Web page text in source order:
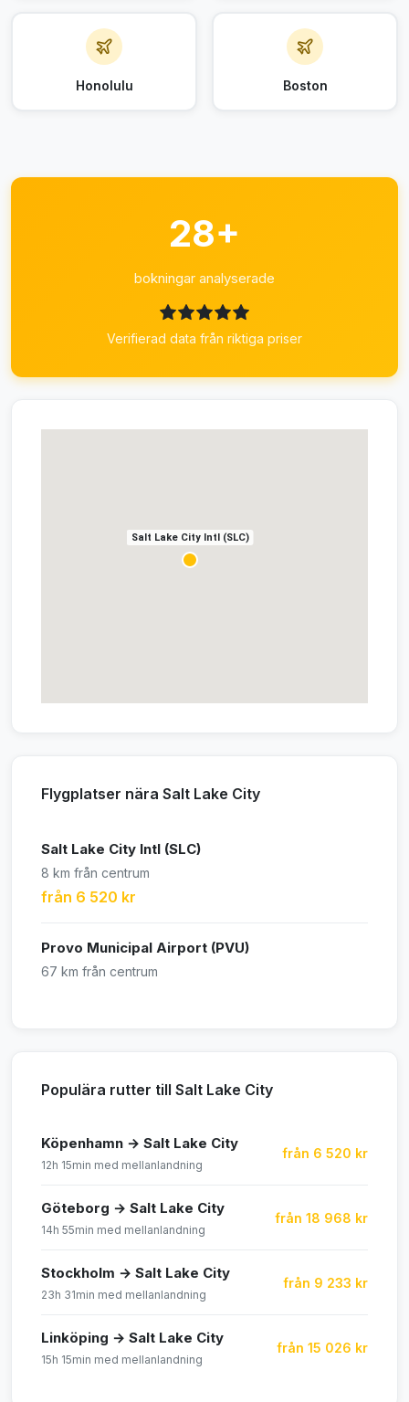
Honolulu Boston
28+
bokningar analyserade
Verifierad data från riktiga priser
Salt Lake City Intl (SLC)
Flygplatser nära Salt Lake City
Salt Lake City Intl (SLC)
8 km från centrum
från 6 520 kr
Provo Municipal Airport (PVU)
67 km från centrum
Populära rutter till Salt Lake City
Köpenhamn → Salt Lake City
12h 15min med mellanlandning
från 6 520 kr
Göteborg → Salt Lake City
14h 55min med mellanlandning
från 18 968 kr
Stockholm → Salt Lake City
23h 31min med mellanlandning
från 9 233 kr
Linköping → Salt Lake City
15h 15min med mellanlandning
från 15 026 kr